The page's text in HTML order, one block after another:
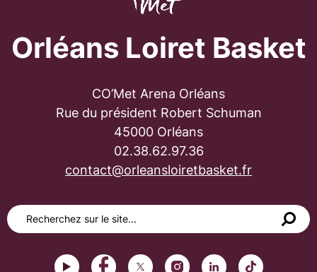
Orléans Loiret Basket
CO’Met Arena Orléans
Rue du président Robert Schuman
45000 Orléans
02.38.62.97.36
contact@orleansloiretbasket.fr